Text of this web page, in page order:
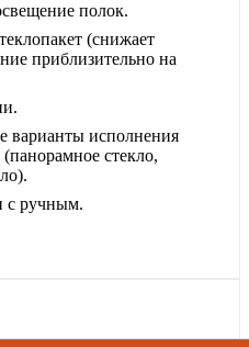
полок.
(снижает
приблизительно на
варианты исполнения
стекло,
с ручным.